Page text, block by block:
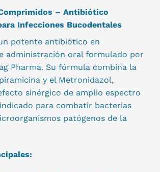
– Antibiótico
Infecciones Bucodentales
potente antibiótico en
administración oral formulado por
Pharma. Su fórmula combina la
y el Metronidazol,
sinérgico de amplio espectro
para combatir bacterias
patógenos de la